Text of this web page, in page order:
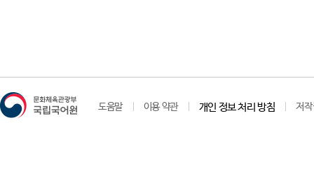
도움말 이용 약관 개인 정보 처리 방침 저